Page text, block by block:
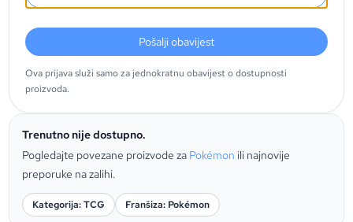
Pošalji obavijest
Ova prijava služi samo za jednokratnu obavijest o dostupnosti
proizvoda.
Trenutno nije dostupno.
Pogledajte povezane proizvode za Pokémon ili najnovije
preporuke na zalihi.
Kategorija: TCG Franšiza: Pokémon